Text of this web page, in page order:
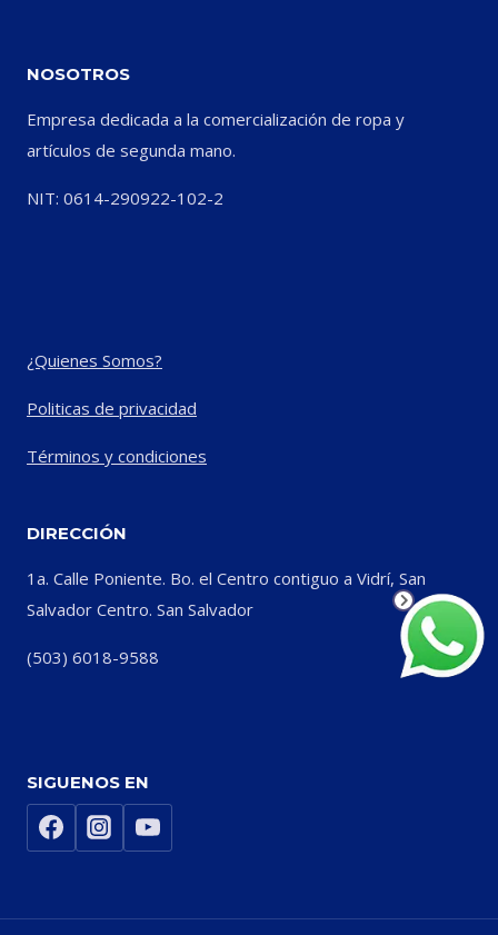
NOSOTROS
Empresa dedicada a la comercialización de ropa y
artículos de segunda mano.
NIT: 0614-290922-102-2
¿Quienes Somos?
Politicas de privacidad
Términos y condiciones
DIRECCIÓN
1a. Calle Poniente. Bo. el Centro contiguo a Vidrí, San
Salvador Centro. San Salvador
(503) 6018-9588
SIGUENOS EN